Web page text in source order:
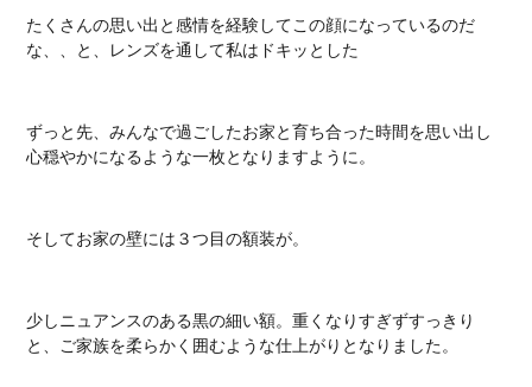
たくさんの思い出と感情を経験してこの顔になっているのだ
な、、と、 レンズを通して私はドキッとした
ずっと先、みんなで過ごしたお家と育ち合った時間を思い出し
心穏やかになるような一枚となりますように。
そしてお家の壁には３つ目の額装が。
少しニュアンスのある黒の細い額。重くなりすぎずすっきり
と、ご家族を柔らかく囲むような仕上がりとなりました。